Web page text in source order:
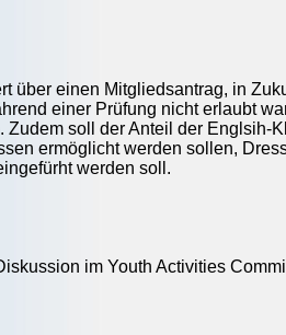
über einen Mitgliedsantrag, in
einer Prüfung nicht erlaubt
Zudem soll der Anteil der
ermöglicht werden sollen,
werden soll.
im Youth Activities